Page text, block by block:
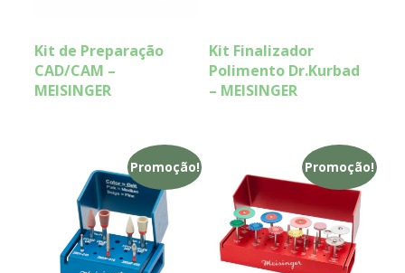
Kit de Preparação
CAD/CAM –
MEISINGER
Kit Finalizador
Polimento Dr.Kurbad
– MEISINGER
Promoção! Promoção!